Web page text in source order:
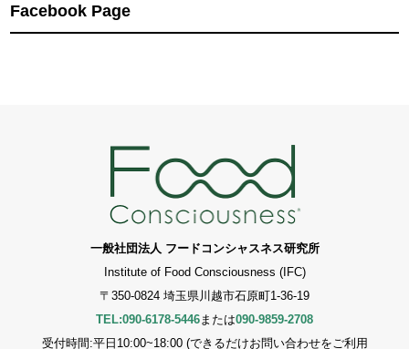
Facebook Page
一般社団法人 フードコンシャスネス研究所
Institute of Food Consciousness (IFC)
〒350-0824 埼玉県川越市石原町1-36-19
TEL:090-6178-5446 または090-9859-2708
受付時間:平日10:00~18:00 (できるだけお問い合わせをご利用